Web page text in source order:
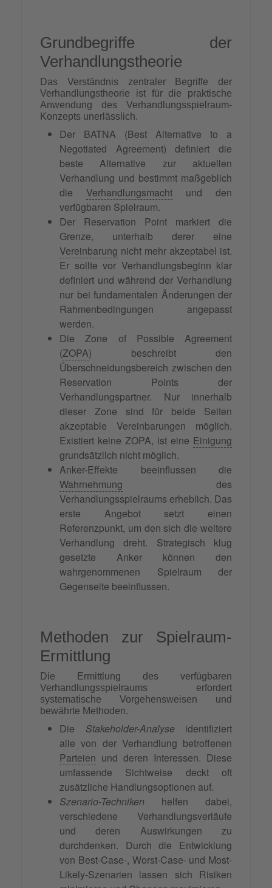
Grundbegriffe der
Verhandlungstheorie
Das Verständnis zentraler Begriffe der
Verhandlungstheorie ist für die praktische
Anwendung des Verhandlungsspielraum-
Konzepts unerlässlich.
Der BATNA (Best Alternative to a
Negotiated Agreement) definiert die
beste Alternative zur aktuellen
Verhandlung und bestimmt maßgeblich
die Verhandlungsmacht und den
verfügbaren Spielraum.
Der Reservation Point markiert die
Grenze, unterhalb derer eine
Vereinbarung nicht mehr akzeptabel ist.
Er sollte vor Verhandlungsbeginn klar
definiert und während der Verhandlung
nur bei fundamentalen Änderungen der
Rahmenbedingungen angepasst
werden.
Die Zone of Possible Agreement
(ZOPA) beschreibt den
Überschneidungsbereich zwischen den
Reservation Points der
Verhandlungspartner. Nur innerhalb
dieser Zone sind für beide Seiten
akzeptable Vereinbarungen möglich.
Existiert keine ZOPA, ist eine Einigung
grundsätzlich nicht möglich.
Anker-Effekte beeinflussen die
Wahrnehmung des
Verhandlungsspielraums erheblich. Das
erste Angebot setzt einen
Referenzpunkt, um den sich die weitere
Verhandlung dreht. Strategisch klug
gesetzte Anker können den
wahrgenommenen Spielraum der
Gegenseite beeinflussen.
Methoden zur Spielraum-
Ermittlung
Die Ermittlung des verfügbaren
Verhandlungsspielraums erfordert
systematische Vorgehensweisen und
bewährte Methoden.
Die Stakeholder-Analyseidentifiziert
alle von der Verhandlung betroffenen
Parteien und deren Interessen. Diese
umfassende Sichtweise deckt oft
zusätzliche Handlungsoptionen auf.
Szenario-Techniken helfen dabei,
verschiedene Verhandlungsverläufe
und deren Auswirkungen zu
durchdenken. Durch die Entwicklung
von Best-Case-, Worst-Case- und Most-
Likely-Szenarien lassen sich Risiken